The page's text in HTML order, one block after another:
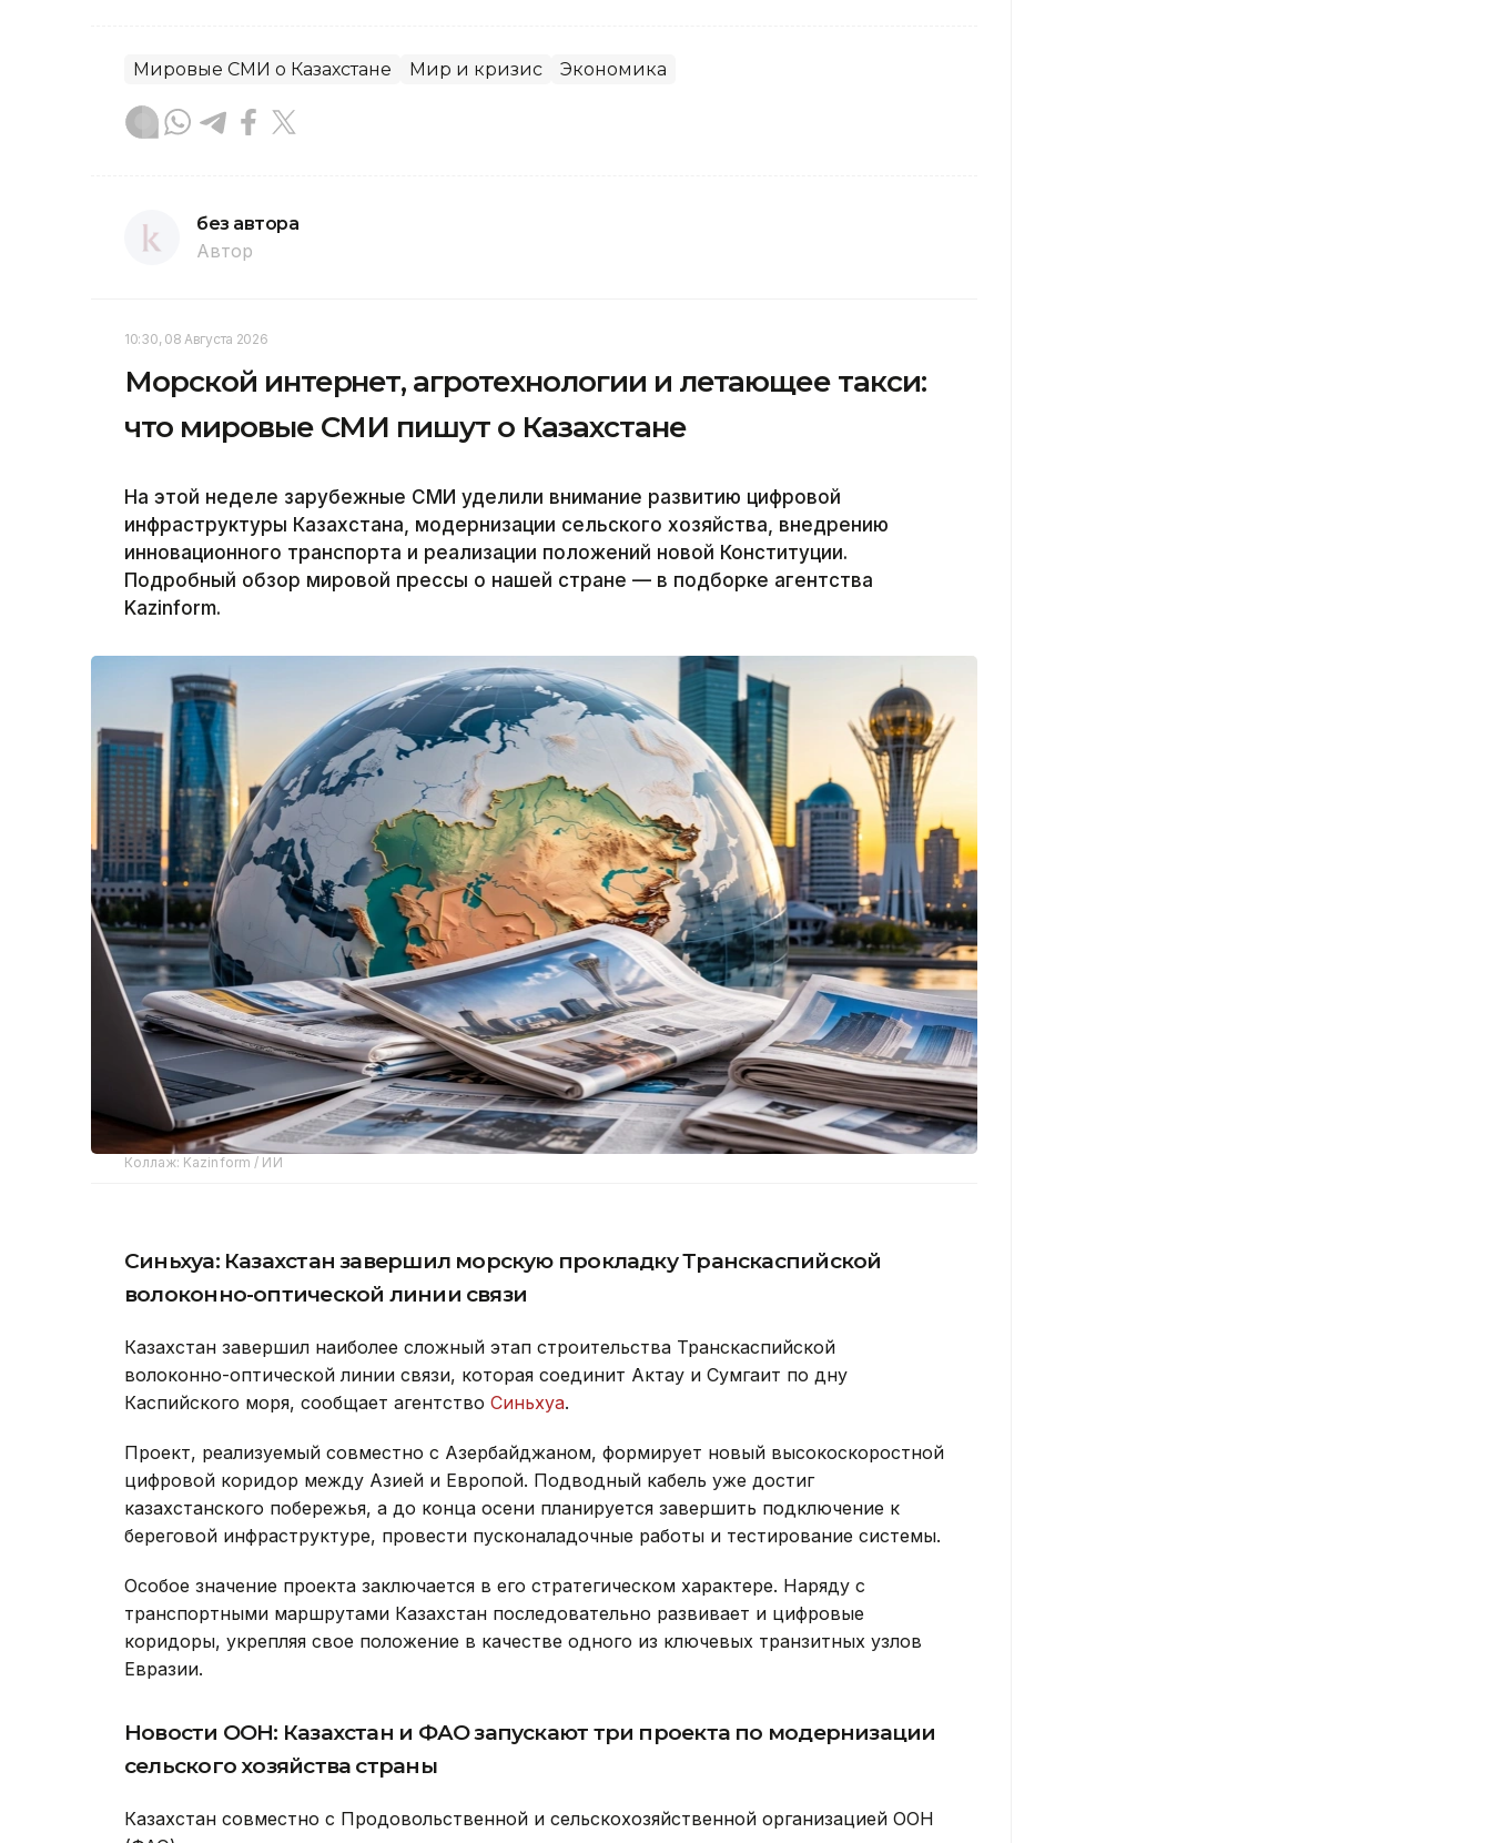
Мировые СМИ о Казахстане Мир и кризис Экономика
без автора
Автор
10:30, 08 Августа 2026
Морской интернет, агротехнологии и летающее такси:
что мировые СМИ пишут о Казахстане
На этой неделе зарубежные СМИ уделили внимание развитию цифровой
инфраструктуры Казахстана, модернизации сельского хозяйства, внедрению
инновационного транспорта и реализации положений новой Конституции.
Подробный обзор мировой прессы о нашей стране — в подборке агентства
Kazinform.
Коллаж: Kazinform / ИИ
Синьхуа: Казахстан завершил морскую прокладку Транскаспийской
волоконно-оптической линии связи
Казахстан завершил наиболее сложный этап строительства Транскаспийской
волоконно-оптической линии связи, которая соединит Актау и Сумгаит по дну
Каспийского моря, сообщает агентство Синьхуа.
Проект, реализуемый совместно с Азербайджаном, формирует новый высокоскоростной
цифровой коридор между Азией и Европой. Подводный кабель уже достиг
казахстанского побережья, а до конца осени планируется завершить подключение к
береговой инфраструктуре, провести пусконаладочные работы и тестирование системы.
Особое значение проекта заключается в его стратегическом характере. Наряду с
транспортными маршрутами Казахстан последовательно развивает и цифровые
коридоры, укрепляя свое положение в качестве одного из ключевых транзитных узлов
Евразии.
Новости ООН: Казахстан и ФАО запускают три проекта по модернизации
сельского хозяйства страны
Казахстан совместно с Продовольственной и сельскохозяйственной организацией ООН